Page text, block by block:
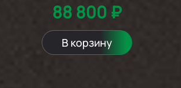
88 800 ₽
В корзину